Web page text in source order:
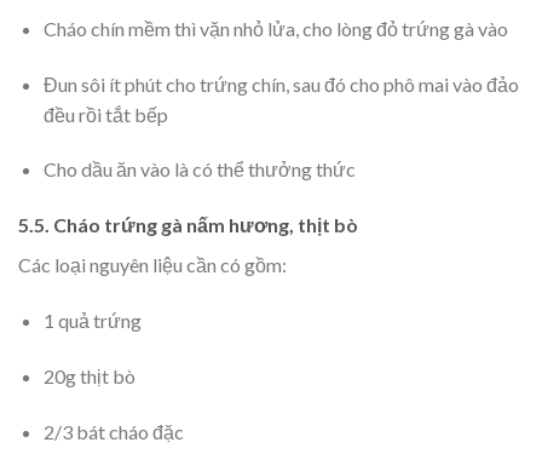
Cháo chín mềm thì vặn nhỏ lửa, cho lòng đỏ trứng gà vào
Đun sôi ít phút cho trứng chín, sau đó cho phô mai vào đảo
đều rồi tắt bếp
Cho dầu ăn vào là có thể thưởng thức
5.5. Cháo trứng gà nấm hương, thịt bò
Các loại nguyên liệu cần có gồm:
1 quả trứng
20g thịt bò
2/3 bát cháo đặc